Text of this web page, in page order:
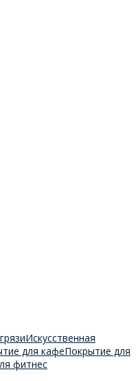
Искусственная
для кафеПокрытие для
фитнес